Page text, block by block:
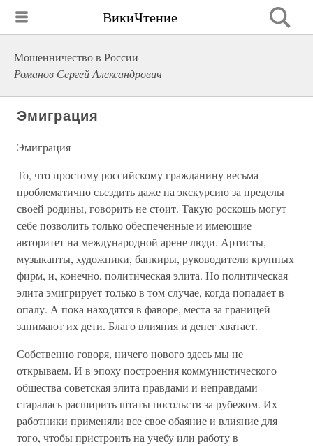
ВикиЧтение
Мошенничество в России
Романов Сергей Александрович
Эмиграция
Эмиграция
То, что простому российскому гражданину весьма
проблематично съездить даже на экскурсию за пределы
своей родины, говорить не стоит. Такую роскошь могут
себе позволить только обеспеченные и имеющие
авторитет на международной арене люди. Артисты,
музыканты, художники, банкиры, руководители крупных
фирм, и, конечно, политическая элита. Но политическая
элита эмигрирует только в том случае, когда попадает в
опалу. А пока находятся в фаворе, места за границей
занимают их дети. Благо влияния и денег хватает.
Собственно говоря, ничего нового здесь мы не
открываем. И в эпоху построения коммунистического
общества советская элита правдами и неправдами
старалась расширить штаты посольств за рубежом. Их
работники применяли все свое обаяние и влияние для
того, чтобы пристроить на учебу или работу в